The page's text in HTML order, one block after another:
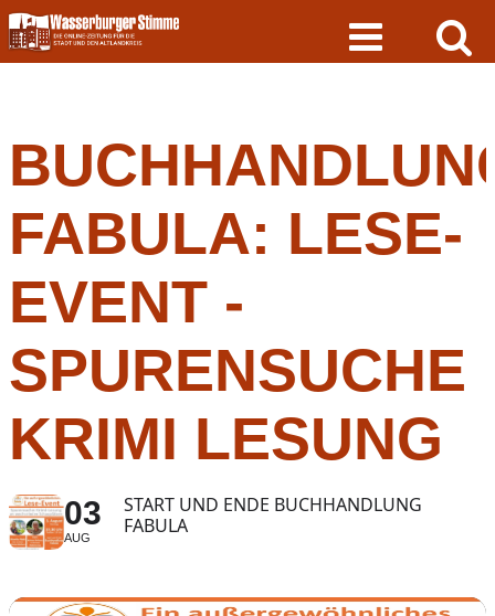
Skip
to
content
FABULA: LESE-
EVENT -
SPURENSUCHE
KRIMI LESUNG
03
AUG
START UND ENDE BUCHHANDLUNG
FABULA